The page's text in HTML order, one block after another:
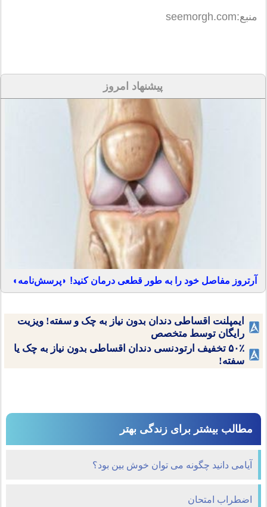
منبع:seemorgh.com
پیشنهاد امروز
آرتروز مفاصل خود را به طور قطعی درمان کنید! ◗پرسش‌نامه◖
ایمپلنت اقساطی دندان بدون نیاز به چک و سفته! ویزیت
رایگان توسط متخصص
۵۰٪ تخفیف ارتودنسی دندان اقساطی بدون نیاز به چک یا
سفته!
مطالب بیشتر برای زندگی بهتر
آیامی دانید چگونه می توان خوش بين بود؟
اضطراب امتحان